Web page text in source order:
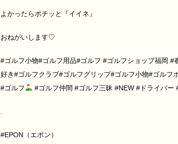
よかったらポチッと『イイネ』
おねがいします♡
#ゴルフ小物#ゴルフ用品#ゴルフ #ゴルフショップ福岡
好き#ゴルフクラブ#ゴルフグリップ#ゴルフ小物#ゴルフ
#ゴルフ
#ゴルフ仲間 #ゴルフ三昧 #NEW #ドライバー
#EPON（エポン）